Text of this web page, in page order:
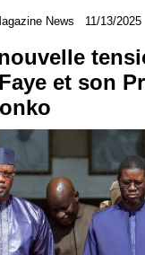
News 11/13/2025
et son